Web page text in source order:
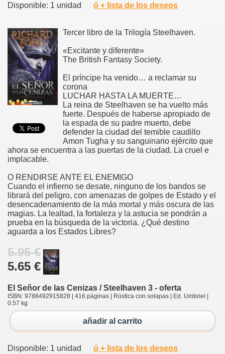
Disponible: 1 unidad ó + lista de los deseos
Tercer libro de la Trilogía Steelhaven.
«Excitante y diferente»
The British Fantasy Society.
El príncipe ha venido… a reclamar su
corona
LUCHAR HASTA LA MUERTE…
La reina de Steelhaven se ha vuelto más
fuerte. Después de haberse apropiado de
la espada de su padre muerto, debe
defender la ciudad del temible caudillo
Amon Tugha y su sanguinario ejército que
ahora se encuentra a las puertas de la ciudad. La cruel e
implacable.
O RENDIRSE ANTE EL ENEMIGO
Cuando el infierno se desate, ninguno de los bandos se
librará del peligro, con amenazas de golpes de Estado y el
desencadenamiento de la más mortal y más oscura de las
magias. La lealtad, la fortaleza y la astucia se pondrán a
prueba en la búsqueda de la victoria. ¿Qué destino
aguarda a los Estados Libres?
5.95 €
5.65 €
El Señor de las Cenizas / Steelhaven 3 - oferta
ISBN: 9788492915828 | 416 páginas | Rústica con solapas | Ed. Umbriel |
0.57 kg
añadir al carrito
Disponible: 1 unidad ó + lista de los deseos